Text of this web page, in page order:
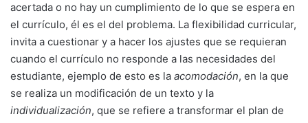
acertada o no hay un cumplimiento de lo que se espera en
el currículo, él es el del problema. La flexibilidad curricular,
invita a cuestionar y a hacer los ajustes que se requieran
cuando el currículo no responde a las necesidades del
estudiante, ejemplo de esto es la acomodación, en la que
se realiza un modificación de un texto y la
individualización, que se refiere a transformar el plan de